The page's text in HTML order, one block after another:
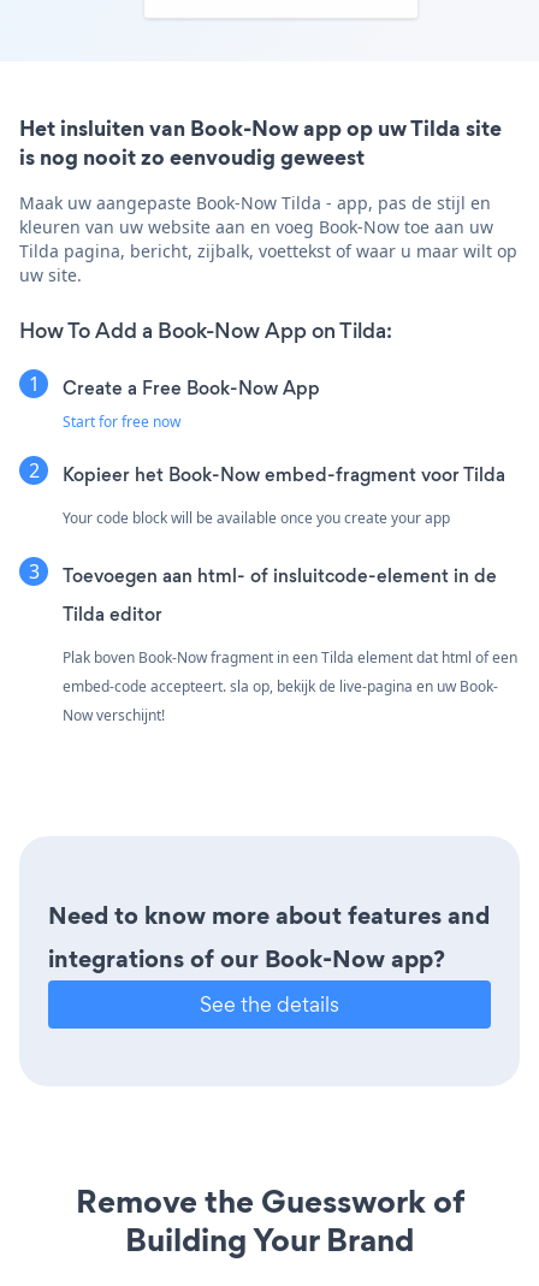
Het insluiten van Book-Now app op uw Tilda site
is nog nooit zo eenvoudig geweest
Maak uw aangepaste Book-Now Tilda - app, pas de stijl en
kleuren van uw website aan en voeg Book-Now toe aan uw
Tilda pagina, bericht, zijbalk, voettekst of waar u maar wilt op
uw site.
How To Add a Book-Now App on Tilda:
Create a Free Book-Now App
Start for free now
Kopieer het Book-Now embed-fragment voor Tilda
Your code block will be available once you create your app
Toevoegen aan html- of insluitcode-element in de
Tilda editor
Plak boven Book-Now fragment in een Tilda element dat html of een
embed-code accepteert. sla op, bekijk de live-pagina en uw Book-
Now verschijnt!
Need to know more about features and
integrations of our Book-Now app?
See the details
Remove the Guesswork of
Building Your Brand